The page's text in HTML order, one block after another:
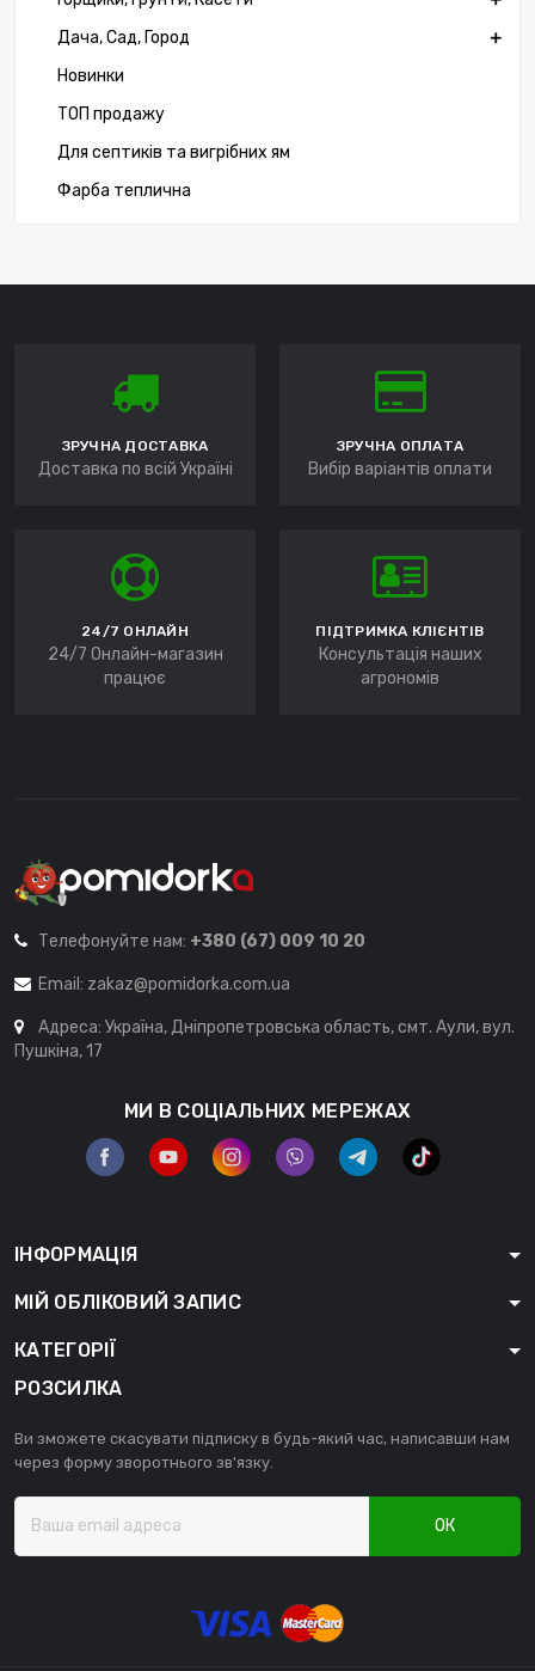
Дача, Сад, Город
Новинки
ТОП продажу
Для септиків та вигрібних ям
Фарба теплична
ЗРУЧНА ДОСТАВКА
Доставка по всій Україні
ЗРУЧНА ОПЛАТА
Вибір варіантів оплати
24/7 ОНЛАЙН
24/7 Онлайн-магазин
працює
ПІДТРИМКА КЛІЄНТІВ
Консультація наших
агрономів
Телефонуйте нам: +380 (67) 009 10 20
Email: zakaz@pomidorka.com.ua
Адреса: Україна, Дніпропетровська область, смт. Аули, вул.
Пушкіна, 17
МИ В СОЦІАЛЬНИХ МЕРЕЖАХ
ІНФОРМАЦІЯ
МІЙ ОБЛІКОВИЙ ЗАПИС
КАТЕГОРІЇ
РОЗСИЛКА
Ви зможете скасувати підписку в будь-який час, написавши нам
через форму зворотнього зв'язку.
ОК